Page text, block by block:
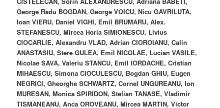
George Radu BOGDAN, George VOICU, Nicu GAVRILUTA,
Ioan VIERU, Daniel VIGHI, Emil BRUMARU, Alex.
STEFANESCU, Mircea Horia SIMIONESCU, Livius
CIOCARLIE, Alexandru VLAD, Adrian CIOROIANU, Calin
ANASTASIU, Stere GULEA, Emil NICOLAE, Lucian VASILE,
Nicolae SAVA, Valeriu STANCU, Emil IORDACHE, Cristian
MIHAESCU, Simona CIOCULESCU, Bogdan GHIU, Eugen
NEGRICI, Gheorghe SCHWARTZ, Cornel UNGUREANU, Ion
MURESAN, Monica SPIRIDON, Stelian TANASE, Vladimir
TISMANEANU, Anca OROVEANU, Mircea MARTIN, Victor